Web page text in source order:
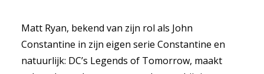
Matt Ryan, bekend van zijn rol als John
Constantine in zijn eigen serie Constantine en
natuurlijk: DC’s Legends of Tomorrow, maakt